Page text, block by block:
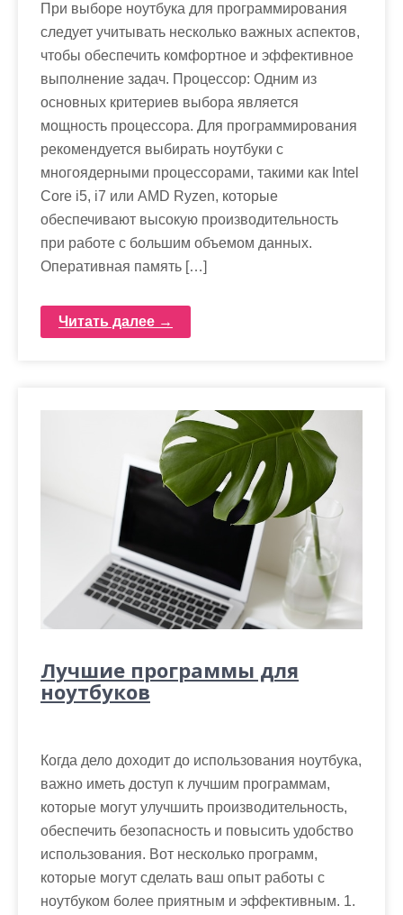
При выборе ноутбука для программирования
следует учитывать несколько важных аспектов,
чтобы обеспечить комфортное и эффективное
выполнение задач. Процессор: Одним из
основных критериев выбора является
мощность процессора. Для программирования
рекомендуется выбирать ноутбуки с
многоядерными процессорами, такими как Intel
Core i5, i7 или AMD Ryzen, которые
обеспечивают высокую производительность
при работе с большим объемом данных.
Оперативная память […]
Читать далее →
Лучшие программы для
ноутбуков
Когда дело доходит до использования ноутбука,
важно иметь доступ к лучшим программам,
которые могут улучшить производительность,
обеспечить безопасность и повысить удобство
использования. Вот несколько программ,
которые могут сделать ваш опыт работы с
ноутбуком более приятным и эффективным. 1.